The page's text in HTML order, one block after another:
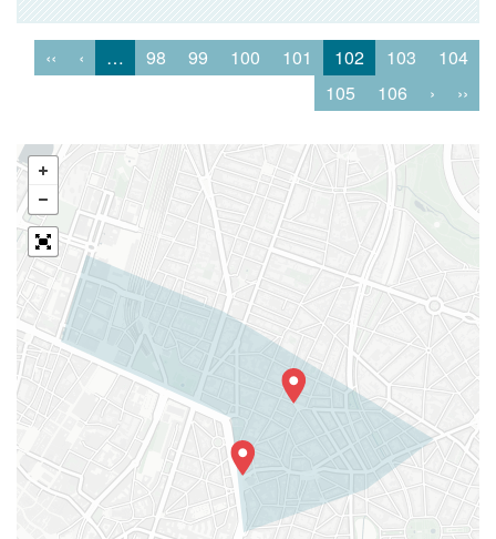
‹‹ ‹ … 98 99 100 101 102 103
104
105
106 › ››